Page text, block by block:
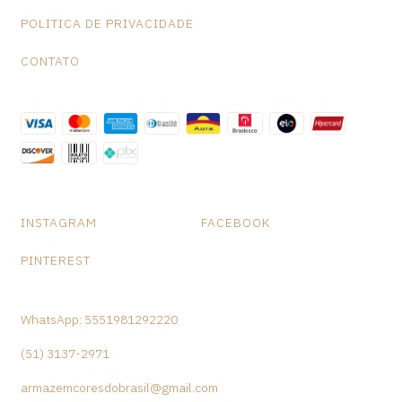
POLITICA DE PRIVACIDADE
CONTATO
INSTAGRAM FACEBOOK
PINTEREST
WhatsApp: 5551981292220
(51) 3137-2971
armazemcoresdobrasil@gmail.com